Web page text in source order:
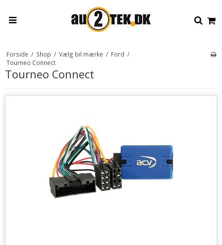
Forside / Shop / Vælg bil mærke / Ford /
Tourneo Connect
Tourneo Connect